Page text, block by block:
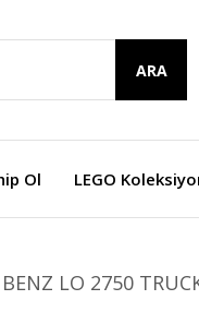
ARA
Ol LEGO
BENZ LO 2750